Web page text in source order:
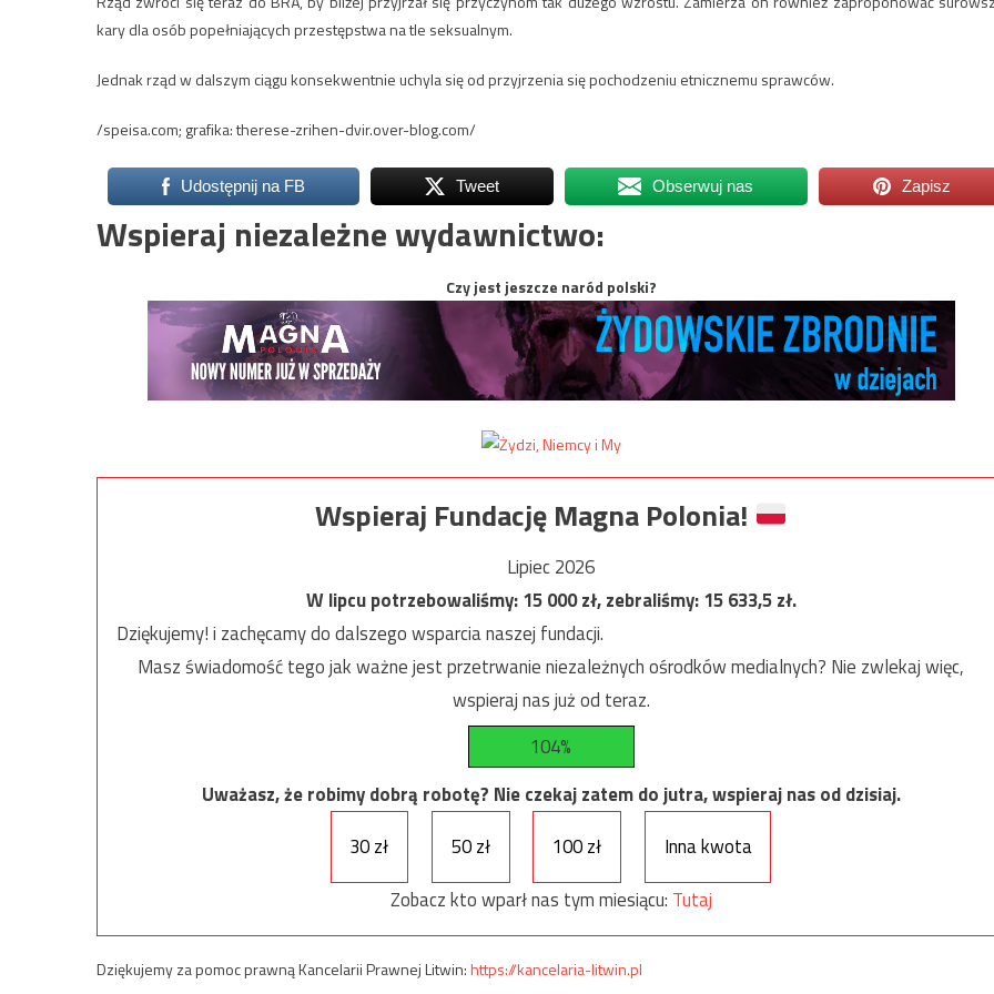
kary dla osób popełniających przestępstwa na tle seksualnym.
Jednak rząd w dalszym ciągu konsekwentnie uchyla się od przyjrzenia się pochodzeniu etnicznemu sprawców.
/speisa.com; grafika: therese-zrihen-dvir.over-blog.com/
Udostępnij na FB Tweet Obserwuj nas Zapisz
Wspieraj niezależne wydawnictwo:
Czy jest jeszcze naród polski?
Wspieraj Fundację Magna Polonia!
Lipiec 2026
W lipcu potrzebowaliśmy:15 000zł, zebraliśmy:15 633,5zł.
Dziękujemy! i zachęcamy do dalszego wsparcia naszej fundacji.
Masz świadomość tego jak ważne jest przetrwanie niezależnych ośrodków medialnych? Nie zwlekaj więc,
wspieraj nas już od teraz.
104%
Uważasz, że robimy dobrą robotę? Nie czekaj zatem do jutra, wspieraj nas od dzisiaj.
30 zł
50 zł 100 zł
Inna kwota
Zobacz kto wparł nas tym miesiącu: Tutaj
Dziękujemy za pomoc prawną Kancelarii Prawnej Litwin:https://kancelaria-litwin.pl